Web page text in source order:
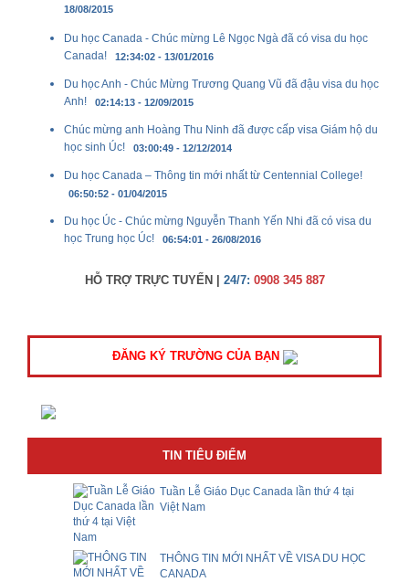
18/08/2015
Du học Canada - Chúc mừng Lê Ngọc Ngà đã có visa du học
Canada! 12:34:02 - 13/01/2016
Du học Anh - Chúc Mừng Trương Quang Vũ đã đậu visa du học
Anh! 02:14:13 - 12/09/2015
Chúc mừng anh Hoàng Thu Ninh đã được cấp visa Giám hộ du
học sinh Úc! 03:00:49 - 12/12/2014
Du học Canada – Thông tin mới nhất từ Centennial College!
06:50:52 - 01/04/2015
Du học Úc - Chúc mừng Nguyễn Thanh Yến Nhi đã có visa du
học Trung học Úc! 06:54:01 - 26/08/2016
HỖ TRỢ TRỰC TUYẾN | 24/7: 0908 345 887
ĐĂNG KÝ TRƯỜNG CỦA BẠN
TIN TIÊU ĐIỂM
Tuần Lễ Giáo Dục Canada lần thứ 4 tại
Việt Nam
THÔNG TIN MỚI NHẤT VỀ VISA DU HỌC
CANADA